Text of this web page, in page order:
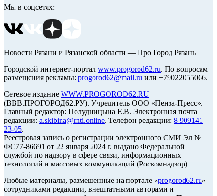
Мы в соцсетях:
Новости Рязани и Рязанской области — Про Город Рязань
Городской интернет-портал www.progorod62.ru. По вопросам
размещения рекламы: progorod62@mail.ru или +79022055066.
Сетевое издание WWW.PROGOROD62.RU
(ВВВ.ПРОГОРОД62.РУ). Учредитель ООО «Пенза-Пресс».
Главный редактор: Полудницына Е.В. Электронная почта
редакции: a.skibina@rnti.online. Телефон редакции: 8 909141
23-05.
Реестровая запись о регистрации электронного СМИ Эл №
ФС77-86691 от 22 января 2024 г. выдано Федеральной
службой по надзору в сфере связи, информационных
технологий и массовых коммуникаций (Роскомнадзор).
Любые материалы, размещенные на портале «progorod62.ru»
сотрудниками редакции, внештатными авторами и